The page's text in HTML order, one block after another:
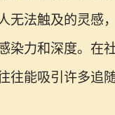
无法触及的灵感
染力和深度。在
往能吸引许多追